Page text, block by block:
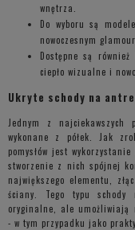
wnętrza.
Do wyboru są
nowoczesnym glamour.
Dostępne są
ciepło wizualne i
Ukryte schody na
Jednym z najciekawszych
wykonane z półek. Jak
pomysłów jest
stworzenie z nich spójnej
największego elementu,
ściany. Tego typu
oryginalne, ale umożliwiają
- w tym przypadku jako